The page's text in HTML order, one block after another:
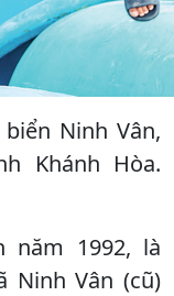
Ninh Vân,
Khánh Hòa.
năm 1992, là
Ninh Vân (cũ)